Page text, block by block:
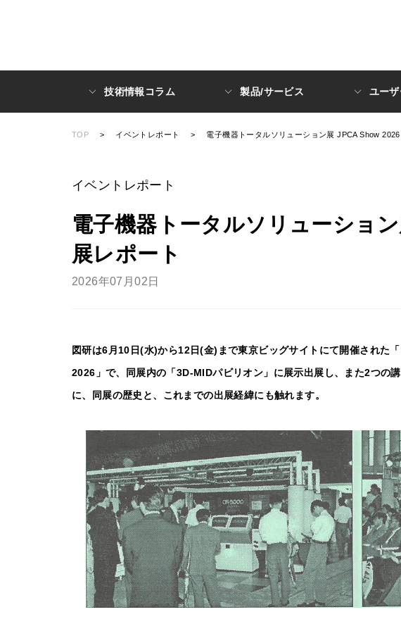
技術情報コラム 製品/サービス ユー
TOP > イベントレポート > 電子機器トータルソリューション展 JPCA Show
イベントレポート
電子機器トータルソリューショ
展レポート
2026年07月02日
図研は6月10日(水)から12日(金)まで東京ビッグサイトにて開催された
2026」で、同展内の「3D-MIDパビリオン」に展示出展し、また2つの
に、同展の歴史と、これまでの出展経緯にも触れます。